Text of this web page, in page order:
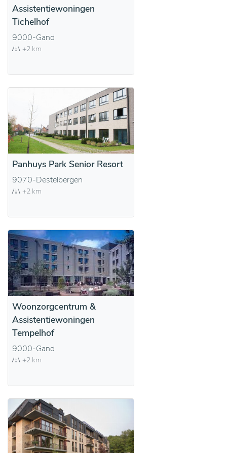
Assistentiewoningen
Tichelhof
9000-Gand
+2 km
Panhuys Park Senior Resort
9070-Destelbergen
+2 km
Woonzorgcentrum &
Assistentiewoningen
Tempelhof
9000-Gand
+2 km